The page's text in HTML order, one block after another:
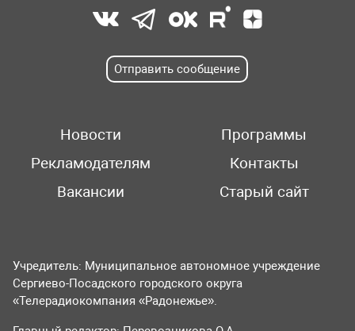
Отправить сообщение
Новости
Программы
Рекламодателям
Контакты
Вакансии
Старый сайт
Учредитель: Муниципальное автономное учреждение
Сергиево-Посадского городского округа
«Телерадиокомпания «Радонежье».